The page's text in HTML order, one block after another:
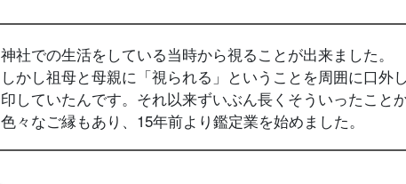
神社での生活をしている当時から視ることが出来ました。
しかし祖母と母親に「視られる」ということを周囲に口外
印していたんです。それ以来ずいぶん長くそういったこと
色々なご縁もあり、15年前より鑑定業を始めました。